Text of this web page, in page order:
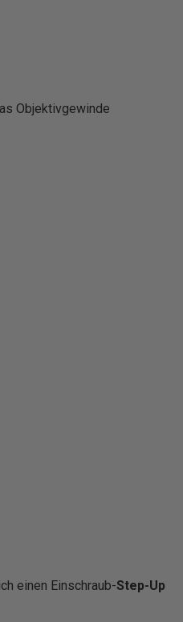
Objektivgewinde
einen Einschraub-Step-Up